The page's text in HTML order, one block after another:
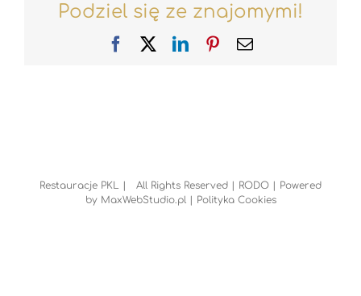
Podziel się ze znajomymi!
FacebookLinkedInPinterest
Email
Restauracje PKL | All Rights Reserved | RODO | Powered
by MaxWebStudio.pl| Polityka Cookies